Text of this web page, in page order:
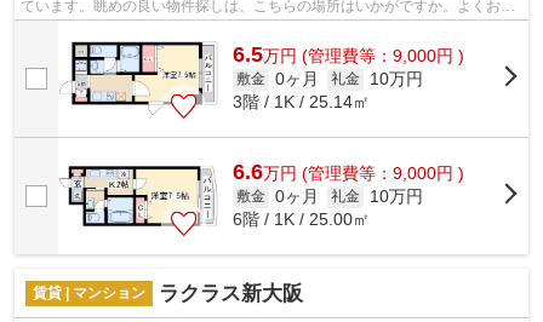
ています。眺めの良い物件探しは、こちらの場所はいかがですか。よくお出
かけをする方にも便利な、2駅利用可能...
6.5万円 (管理費等：9,000円 )
敷金 0ヶ月 礼金
10万円
3階 / 1K / 25.14㎡
6.6万円 (管理費等：9,000円 )
敷金 0ヶ月 礼金
10万円
6階 / 1K / 25.00㎡
賃貸 | マンション ラクラス新大阪